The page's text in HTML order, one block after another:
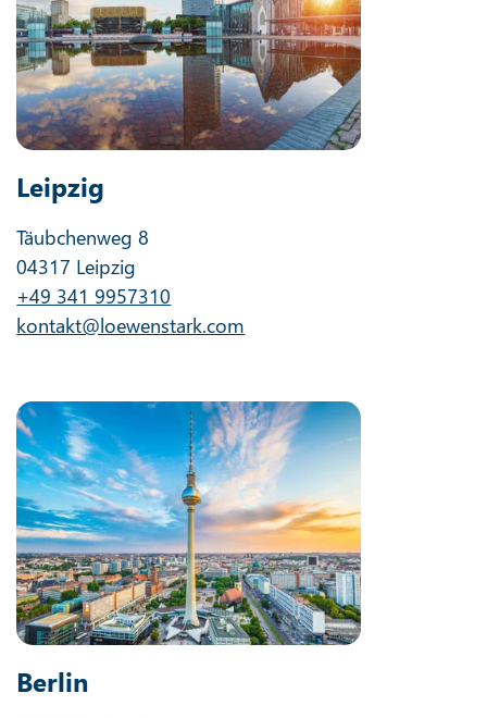
Leipzig
Täubchenweg 8
04317 Leipzig
+49 341 9957310
kontakt@loewenstark.com
Berlin